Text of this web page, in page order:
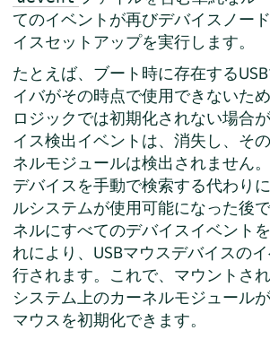
てのイベントが再びデバイスノー
イスセットアップを実行します。
たとえば、ブート時に存在する
イバがその時点で使用できないた
ロジックでは初期化されない場合
イス検出イベントは、消失し、そ
ネルモジュールは検出されません
デバイスを手動で検索する代わり
ルシステムが使用可能になった後で
ネルにすべてのデバイスイベント
れにより、USBマウスデバイスの
行されます。これで、マウントさ
システム上のカーネルモジュール
マウスを初期化できます。